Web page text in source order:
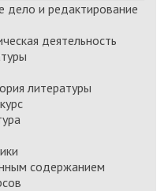
дело и редактирование
деятельность
литературы
содержанием